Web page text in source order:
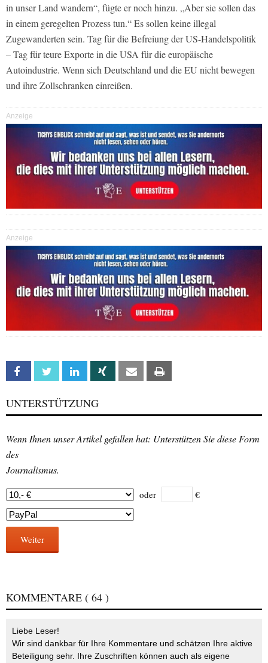
in unser Land wandern“, fügte er noch hinzu. „Aber sie sollen das
in einem geregelten Prozess tun.“ Es sollen keine illegal
Zugewanderten sein. Tag für die Befreiung der US-Handelspolitik
– Tag für teure Exporte in die USA für die europäische
Autoindustrie. Wenn sich Deutschland und die EU nicht bewegen
und ihre Zollschranken einreißen.
Anzeige
Anzeige
Facebook Twitter Linkedin Xing Email
UNTERSTÜTZUNG
Wenn Ihnen unser Artikel gefallen hat: Unterstützen Sie diese Form
des
Journalismus.
oder €
Weiter
KOMMENTARE ( 64 )
Liebe Leser!
Wir sind dankbar für Ihre Kommentare und schätzen Ihre aktive
Beteiligung sehr. Ihre Zuschriften können auch als eigene